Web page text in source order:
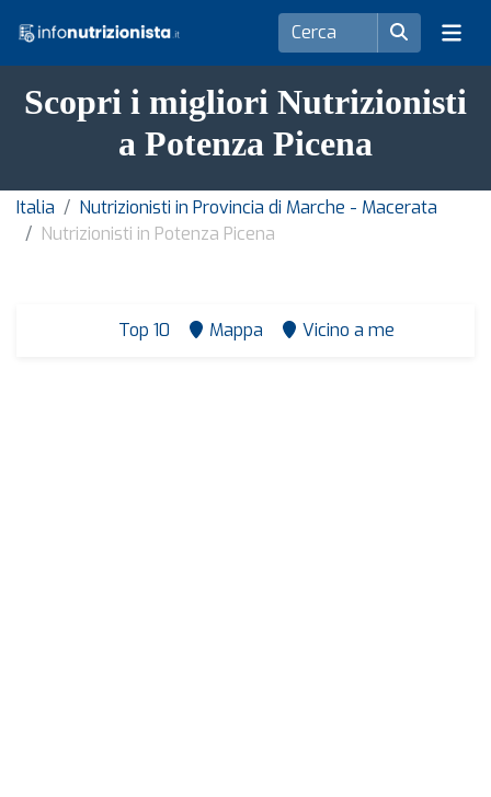
Scopri i migliori Nutrizionisti
a Potenza Picena
Italia
Nutrizionisti in Provincia di Marche - Macerata
Nutrizionisti in Potenza Picena
Top 10 Mappa Vicino a me